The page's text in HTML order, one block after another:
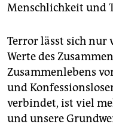
Menschlichkeit und
Terror lässt sich nur
Werte des
Zusammenlebens
und
verbindet, ist viel
und unsere